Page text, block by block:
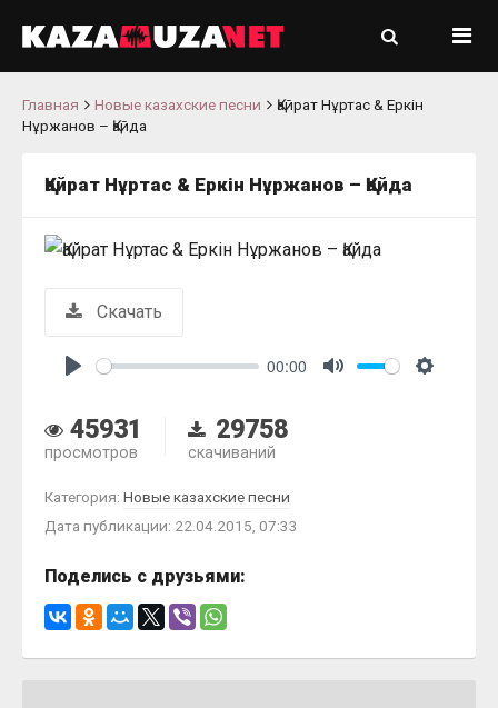
Главная Новые казахские песни
Қайрат Нұртас & Еркін
Нұржанов – Қайда
Қайрат Нұртас & Еркін Нұржанов – Қайда
Скачать
00:00
45931
просмотров
29758
скачиваний
Категория: Новые казахские песни
Дата публикации: 22.04.2015, 07:33
Поделись с друзьями: